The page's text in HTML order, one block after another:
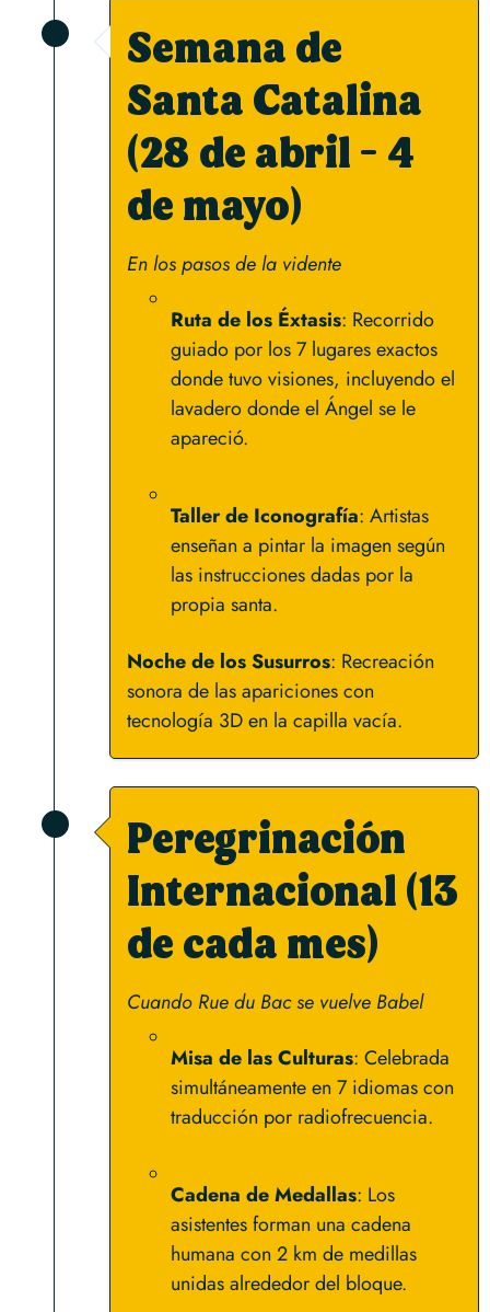
Semana de
Santa Catalina
(28 de abril - 4
de mayo)
En los pasos de la vidente
Ruta de los Éxtasis: Recorrido
guiado por los 7 lugares exactos
donde tuvo visiones, incluyendo el
lavadero donde el Ángel se le
apareció.
Taller de Iconografía: Artistas
enseñan a pintar la imagen según
las instrucciones dadas por la
propia santa.
Noche de los Susurros: Recreación
sonora de las apariciones con
tecnología 3D en la capilla vacía.
Peregrinación
Internacional (13
de cada mes)
Cuando Rue du Bac se vuelve Babel
Misa de las Culturas: Celebrada
simultáneamente en 7 idiomas con
traducción por radiofrecuencia.
Cadena de Medallas: Los
asistentes forman una cadena
humana con 2 km de medillas
unidas alrededor del bloque.